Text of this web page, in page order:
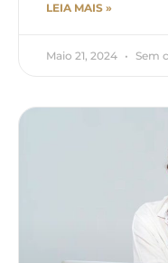
LEIA MAIS »
Maio 21, 2024 Sem